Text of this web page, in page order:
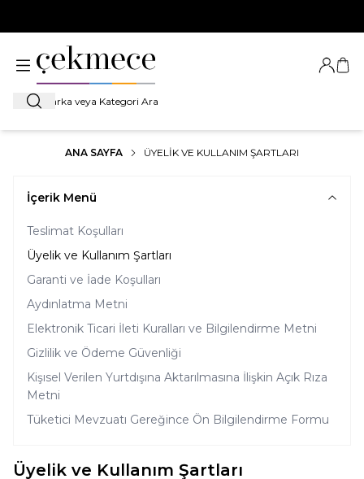
Ara
Giriş
ANA SAYFA ÜYELIK VE KULLANIM ŞARTLARI
İçerik Menü
Teslimat Koşulları
Üyelik ve Kullanım Şartları
Garanti ve İade Koşulları
Aydınlatma Metni
Elektronik Ticari İleti Kuralları ve Bilgilendirme Metni
Gizlilik ve Ödeme Güvenliği
Kişısel Verilen Yurtdışına Aktarılmasına İlişkin Açık Rıza
Metni
Tüketici Mevzuatı Gereğince Ön Bilgilendirme Formu
Üyelik ve Kullanım Şartları